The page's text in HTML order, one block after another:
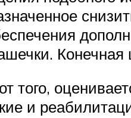
того,
и